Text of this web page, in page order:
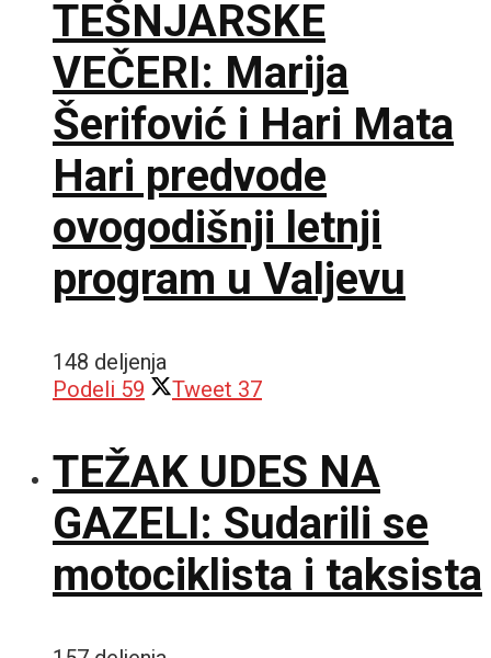
TEŠNJARSKE
VEČERI: Marija
Šerifović i Hari Mata
Hari predvode
ovogodišnji letnji
program u Valjevu
148 deljenja
Podeli 59 Tweet 37
TEŽAK UDES NA
GAZELI: Sudarili se
motociklista i taksista